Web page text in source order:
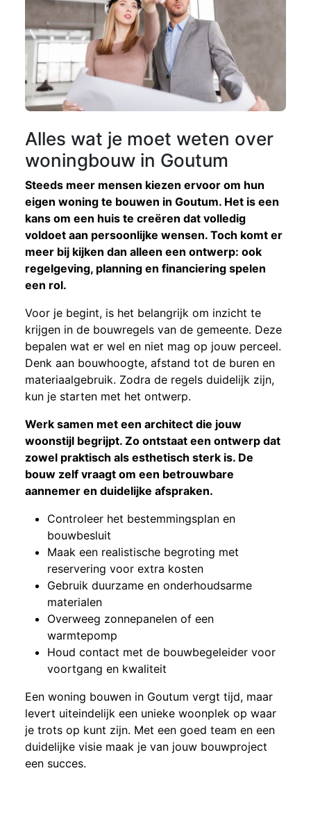
Alles wat je moet weten over
woningbouw in Goutum
Steeds meer mensen kiezen ervoor om hun
eigen woning te bouwen in Goutum. Het is een
kans om een huis te creëren dat volledig
voldoet aan persoonlijke wensen. Toch komt er
meer bij kijken dan alleen een ontwerp: ook
regelgeving, planning en financiering spelen
een rol.
Voor je begint, is het belangrijk om inzicht te
krijgen in de bouwregels van de gemeente. Deze
bepalen wat er wel en niet mag op jouw perceel.
Denk aan bouwhoogte, afstand tot de buren en
materiaalgebruik. Zodra de regels duidelijk zijn,
kun je starten met het ontwerp.
Werk samen met een architect die jouw
woonstijl begrijpt. Zo ontstaat een ontwerp dat
zowel praktisch als esthetisch sterk is. De
bouw zelf vraagt om een betrouwbare
aannemer en duidelijke afspraken.
Controleer het bestemmingsplan en
bouwbesluit
Maak een realistische begroting met
reservering voor extra kosten
Gebruik duurzame en onderhoudsarme
materialen
Overweeg zonnepanelen of een
warmtepomp
Houd contact met de bouwbegeleider voor
voortgang en kwaliteit
Een woning bouwen in Goutum vergt tijd, maar
levert uiteindelijk een unieke woonplek op waar
je trots op kunt zijn. Met een goed team en een
duidelijke visie maak je van jouw bouwproject
een succes.